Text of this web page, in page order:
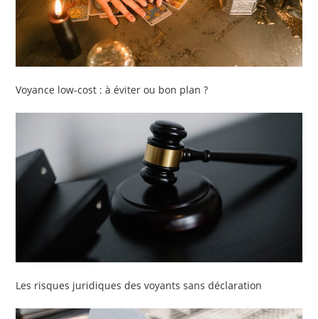
Voyance low-cost : à éviter ou bon plan ?
Les risques juridiques des voyants sans déclaration